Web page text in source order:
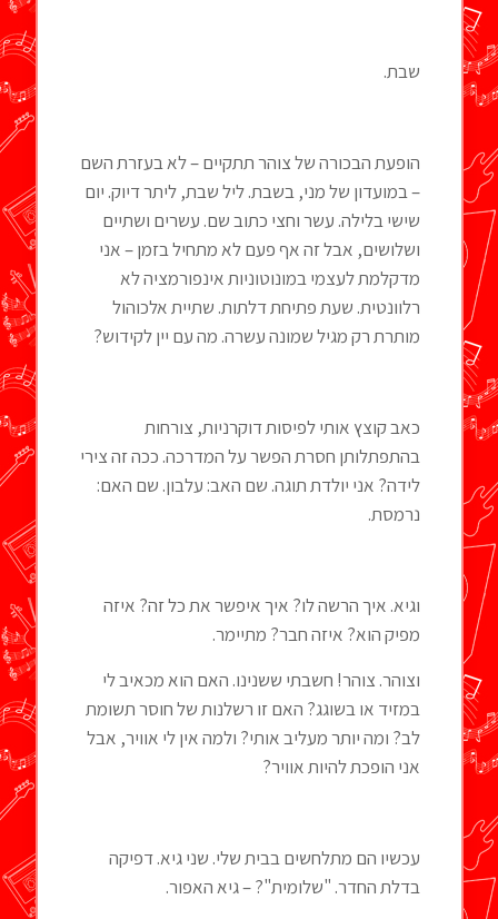
שבת.
הופעת הבכורה של צוהר תתקיים – לא בעזרת השם
– במועדון של מני, בשבת. ליל שבת, ליתר דיוק. יום
שישי בלילה. עשר וחצי כתוב שם. עשרים ושתיים
ושלושים, אבל זה אף פעם לא מתחיל בזמן – אני
מדקלמת לעצמי במונוטוניות אינפורמציה לא
רלוונטית. שעת פתיחת דלתות. שתיית אלכוהול
מותרת רק מגיל שמונה עשרה. מה עם יין לקידוש?
כאב קוצץ אותי לפיסות דוקרניות, צורחות
בהתפתלותן חסרת הפשר על המדרכה. ככה זה צירי
לידה? אני יולדת תוגה. שם האב: עלבון. שם האם:
נרמסת.
וגיא. איך הרשה לו? איך איפשר את כל זה? איזה
מפיק הוא? איזה חבר? מתיימר.
וצוהר. צוהר! חשבתי ששנינו. האם הוא מכאיב לי
במזיד או בשוגג? האם זו רשלנות של חוסר תשומת
לב? ומה יותר מעליב אותי? ולמה אין לי אוויר, אבל
אני הופכת להיות אוויר?
עכשיו הם מתלחשים בבית שלי. שני גיא. דפיקה
בדלת החדר. "שלומית"? – גיא האפור.